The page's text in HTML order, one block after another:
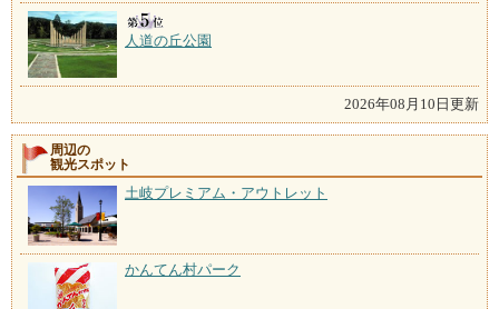
人道の丘公園
2026年08月10日更新
周辺の
観光スポット
土岐プレミアム・アウトレット
かんてん村パーク